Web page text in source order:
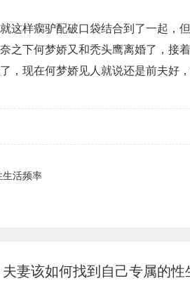
这样瘸驴配破口袋结合到了一起，
之下何梦娇又和秃头鹰离婚了，接
，现在何梦娇见人就说还是前夫好
生活频率
妻该如何找到自己专属的性